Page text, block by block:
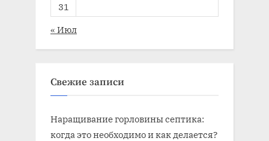
31
« Июл
Свежие записи
Наращивание горловины септика:
когда это необходимо и как делается?